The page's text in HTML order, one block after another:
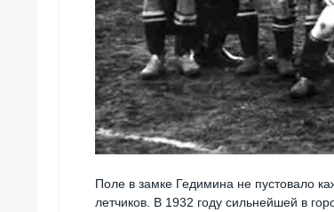
Поле в замке Гедимина не пустовало
летчиков. В 1932 году сильнейшей в